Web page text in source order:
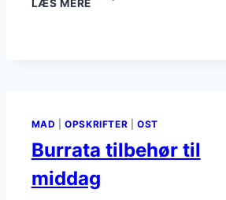
LÆS MERE
MAD |OPSKRIFTER OST
Burrata tilbehør til
middag